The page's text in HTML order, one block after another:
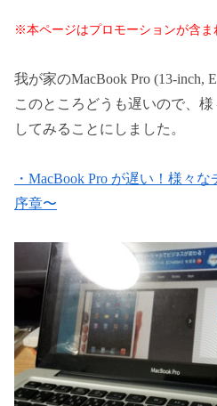
※本ページはプロモーションが含ま
我が家のMacBook Pro (13-inch,
このところどうも遅いので、
してみることにしました。
・MacBook Pro が遅い！様々
序章〜